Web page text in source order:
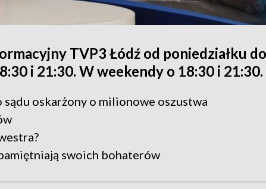
TVP3 Łódź od poniedziałku do
i 21:30. W weekendy o 18:30 i 21:30.
oskarżony o milionowe oszustwa
swoich bohaterów